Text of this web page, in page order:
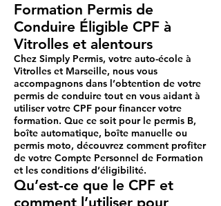
Formation Permis de
Conduire Éligible CPF à
Vitrolles et alentours
Chez Simply Permis, votre auto-école à
Vitrolles et Marseille, nous vous
accompagnons dans l’obtention de votre
permis de conduire tout en vous aidant à
utiliser votre CPF pour financer votre
formation. Que ce soit pour le permis B,
boîte automatique, boîte manuelle ou
permis moto, découvrez comment profiter
de votre Compte Personnel de Formation
et les conditions d’éligibilité.
Qu’est-ce que le CPF et
comment l’utiliser pour